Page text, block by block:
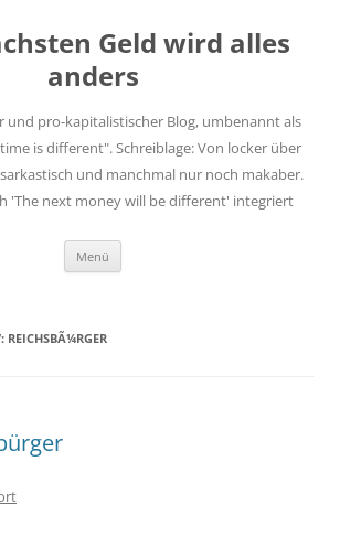
Geld wird alles
anders
und pro-kapitalistischer Blog, umbenannt als
is different". Schreiblage: Von locker über
und manchmal nur noch makaber.
'The next money will be different' integriert
Menü
REICHSBÃ¼RGER